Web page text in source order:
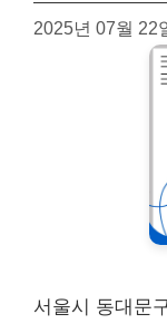
2025년 07월 22
서울시 동대문